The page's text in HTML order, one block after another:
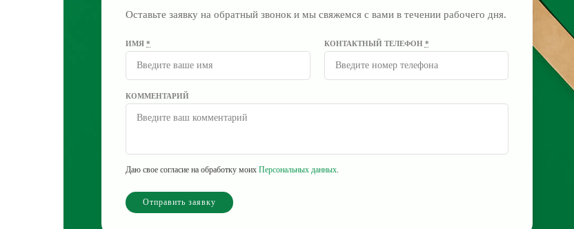
Оставьте заявку на обратный звонок и мы свяжемся с вами в течении рабочего дня.
ИМЯ * КОНТАКТНЫЙ ТЕЛЕФОН *
КОММЕНТАРИЙ
Даю свое согласие на обработку моих Персональных данных.
Отправить заявку